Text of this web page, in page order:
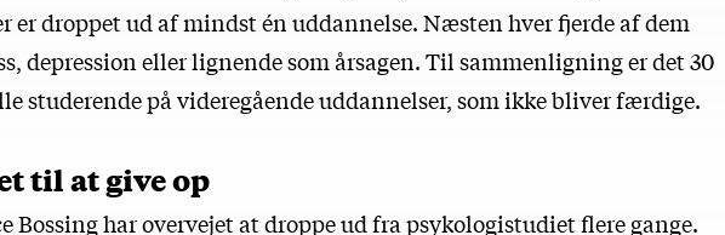
er droppet ud af mindst én uddannelse. Næsten hver fjerde af dem
depression eller lignende som årsagen. Til sammenligning er det 30
studerende på videregående uddannelser, som ikke bliver færdige.
til at give op
Bossing har overvejet at droppe ud fra psykologistudiet flere gange.